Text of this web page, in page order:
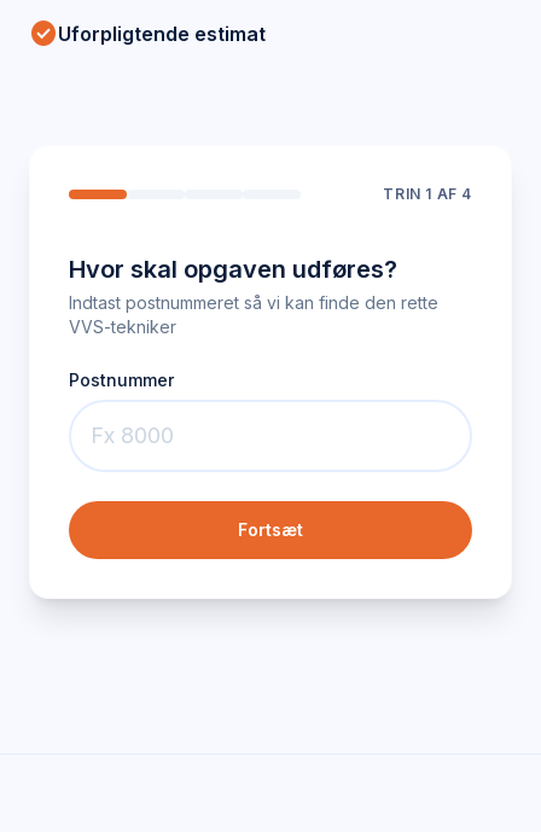
check_circleUforpligtende estimat
TRIN 1 AF 4
Hvor skal opgaven udføres?
Indtast postnummeret så vi kan finde den rette
VVS-tekniker
Postnummer
Fortsæt